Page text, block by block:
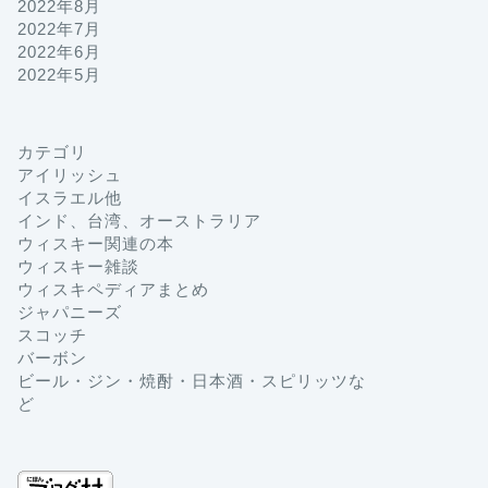
2022年8月
2022年7月
2022年6月
2022年5月
カテゴリ
アイリッシュ
イスラエル他
インド、台湾、オーストラリア
ウィスキー関連の本
ウィスキー雑談
ウィスキペディアまとめ
ジャパニーズ
スコッチ
バーボン
ビール・ジン・焼酎・日本酒・スピリッツな
ど